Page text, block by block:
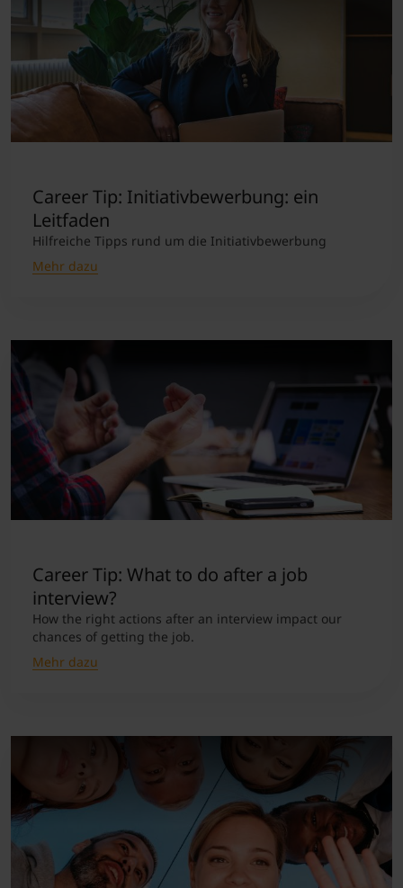
Career Tip: Initiativbewerbung: ein
Leitfaden
Hilfreiche Tipps rund um die Initiativbewerbung
Mehr dazu
Career Tip: What to do after a job
interview?
How the right actions after an interview impact our
chances of getting the job.
Mehr dazu